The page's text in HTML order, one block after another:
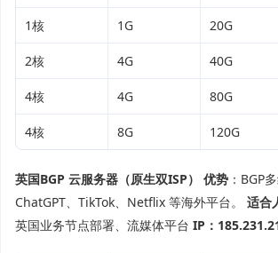
1核 1G 20G
2核 4G 40G
4核 4G 80G
4核 8G 120G
英国BGP 云服务器（原生双ISP） 优势 ：BGP
ChatGPT、TikTok、Netflix 等海外平台。 适合
英国业务节点部署、流媒体平台 IP：